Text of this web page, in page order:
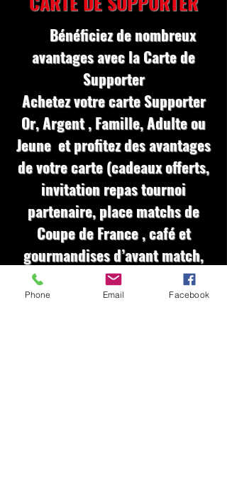
Bénéficiez de nombreux
avantages avec la Carte de
Supporter
Achetez votre carte Supporter
Or, Argent , Famille, Adulte ou
Jeune et profitez des avantages
de votre carte (cadeaux offerts,
invitation repas tournoi
partenaire, place matchs de
Coupe de France , café et
gourmandises d’avant match,
remise boutique, carte
boissons, etc.)
Phone Email Facebook